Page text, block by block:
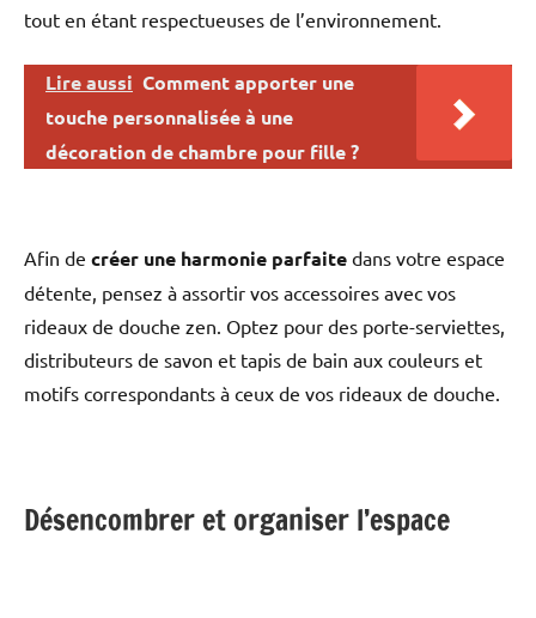
tout en étant respectueuses de l’environnement.
Lire aussi Comment apporter une
touche personnalisée à une
décoration de chambre pour fille ?
Afin de créer une harmonie parfaite dans votre espace
détente, pensez à assortir vos accessoires avec vos
rideaux de douche zen. Optez pour des porte-serviettes,
distributeurs de savon et tapis de bain aux couleurs et
motifs correspondants à ceux de vos rideaux de douche.
Désencombrer et organiser l’espace